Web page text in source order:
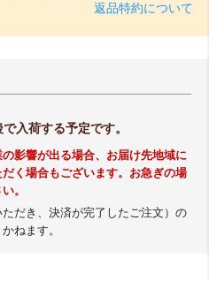
返品特約について
入荷する予定です。
影響が出る場合、お届け先地域に
く場合もございます。お急ぎの場
。
だき、決済が完了したご注文）の
ねます。